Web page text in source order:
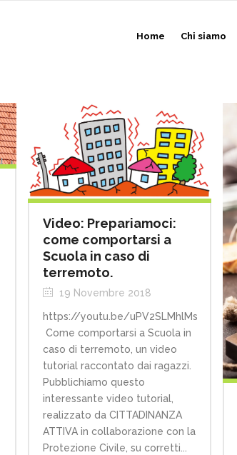
Home Chi siamo
Video: Prepariamoci:
come comportarsi a
Scuola in caso di
terremoto.
19 Novembre 2018
https://youtu.be/uPV2SLMhlMs
Come comportarsi a Scuola in
caso di terremoto, un video
tutorial raccontato dai ragazzi.
Pubblichiamo questo
interessante video tutorial,
realizzato da CITTADINANZA
ATTIVA in collaborazione con la
Protezione Civile, su corretti...